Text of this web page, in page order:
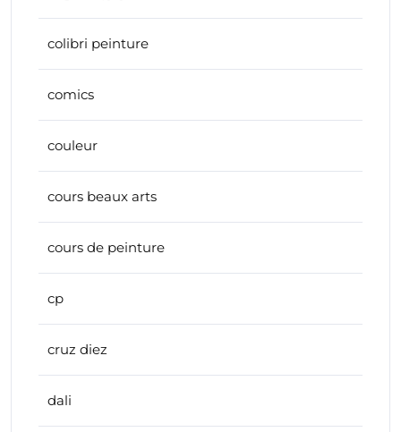
colibri peinture
comics
couleur
cours beaux arts
cours de peinture
cp
cruz diez
dali